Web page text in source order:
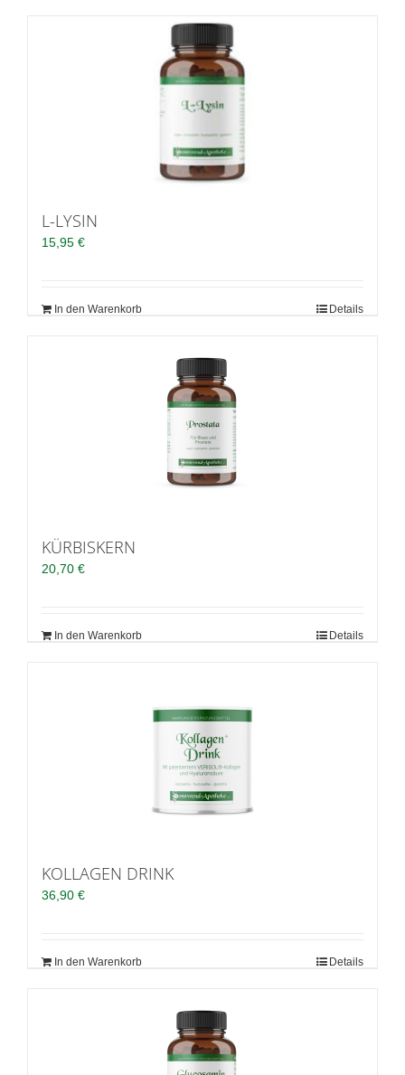
L-LYSIN
15,95 €
In den Warenkorb Details
KÜRBISKERN
20,70 €
In den Warenkorb Details
KOLLAGEN DRINK
36,90 €
In den Warenkorb Details